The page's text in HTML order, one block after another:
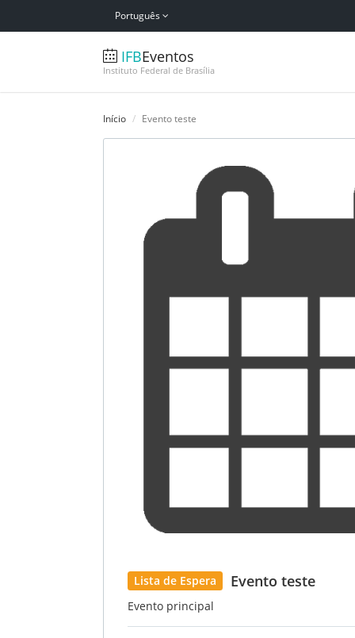
Português
IFBEventos
Instituto Federal de Brasília
Início Evento teste
Lista de Espera Evento teste
Evento principal